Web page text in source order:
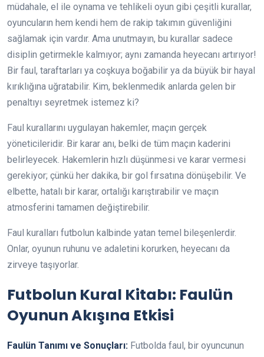
müdahale, el ile oynama ve tehlikeli oyun gibi çeşitli kurallar,
oyuncuların hem kendi hem de rakip takımın güvenliğini
sağlamak için vardır. Ama unutmayın, bu kurallar sadece
disiplin getirmekle kalmıyor; aynı zamanda heyecanı artırıyor!
Bir faul, taraftarları ya coşkuya boğabilir ya da büyük bir hayal
kırıklığına uğratabilir. Kim, beklenmedik anlarda gelen bir
penaltıyı seyretmek istemez ki?
Faul kurallarını uygulayan hakemler, maçın gerçek
yöneticileridir. Bir karar anı, belki de tüm maçın kaderini
belirleyecek. Hakemlerin hızlı düşünmesi ve karar vermesi
gerekiyor; çünkü her dakika, bir gol fırsatına dönüşebilir. Ve
elbette, hatalı bir karar, ortalığı karıştırabilir ve maçın
atmosferini tamamen değiştirebilir.
Faul kuralları futbolun kalbinde yatan temel bileşenlerdir.
Onlar, oyunun ruhunu ve adaletini korurken, heyecanı da
zirveye taşıyorlar.
Futbolun Kural Kitabı: Faulün
Oyunun Akışına Etkisi
Faulün Tanımı ve Sonuçları: Futbolda faul, bir oyuncunun